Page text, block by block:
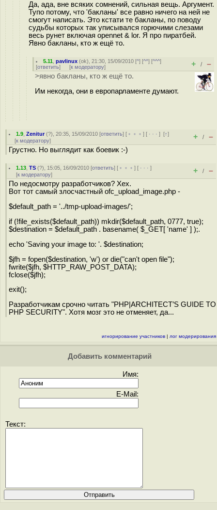
Да, ада, вне всяких сомнений, сильная вещь. Аргумент.
Тупо потому, что 'бакланы' все равно ничего на ней не
смогут написать. Это кстати те бакланы, по поводу
судьбы которых так уписывался горючими слезами
весь рунет включая opennet & lor. Я про пиратбей.
Явно бакланы, кто ж ещё то.
5.11 ,pavlinux (ok), 21:30, 15/09/2010 [^] [^^] [^^^]
[ответить] [к модератору] + / –
>явно бакланы, кто ж ещё то.
Им некогда, они в европарламенте думают.
1.9 ,Zenitur(?), 20:35, 15/09/2010 [ответить] [ ﹢﹢﹢] [ · · ·][↑]
[к модератору] + / –
Грустно. Но выглядит как боевик :-)
1.13 ,TS (?), 15:05, 16/09/2010 [ответить] [ ﹢﹢﹢] [ · · ·]
[к модератору] + / –
По недосмотру разработчиков? Хех.
Вот тот самый злосчастный ofc_upload_image.php -
$default_path = '../tmp-upload-images/';
if (!file_exists($default_path)) mkdir($default_path, 0777, true);
$destination = $default_path . basename( $_GET[ 'name' ] );.
echo 'Saving your image to: '. $destination;
$jfh = fopen($destination, 'w') or die("can't open file");
fwrite($jfh, $HTTP_RAW_POST_DATA);
fclose($jfh);
exit();
Разработчикам срочно читать "PHP|ARCHITECT’S GUIDE TO
PHP SECURITY". Хотя мозг это не отменяет, да...
игнорирование участников | лог модерирования
Добавить комментарий
Имя:
E-Mail:
Текст: